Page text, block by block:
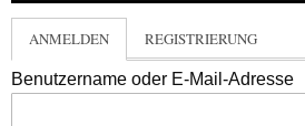
ANMELDEN REGISTRIERUNG
Benutzername oder E-Mail-Adresse